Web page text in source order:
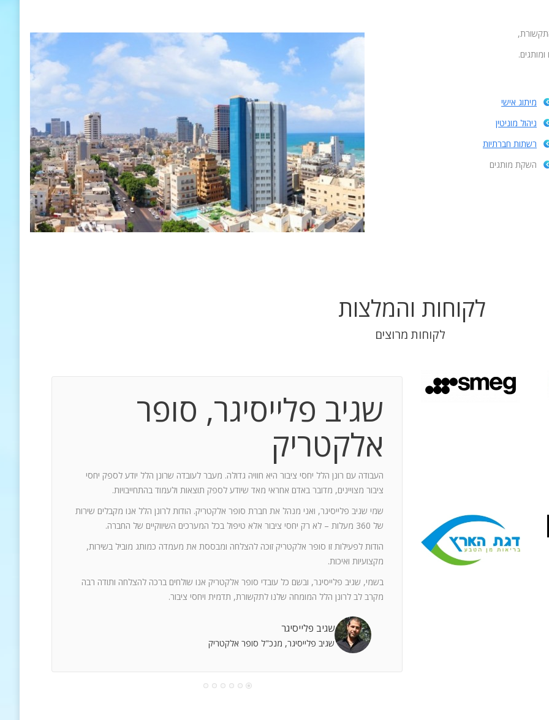
מיתוג אישי
ניהול מוניטין
רשתות חברתיות
השקת מותגים
לקוחות והמלצות
לקוחות מרוצים
שגיב פלייסיגר, סופר
אלקטריק
העבודה עם רונן הלל יחסי ציבור היא חוויה גדולה. מעבר לעובדה שרונן הלל יודע לספק יחסי
ציבור מצויינים, מדובר באדם אחראי מאד שיודע לספק תוצאות ולעמוד בהתחייבויות.
שמי שגיב פלייסיגר, ואני מנהל את חברת סופר אלקטריק. הודות לרונן הלל אנו מקבלים שירות
של 360 מעלות – לא רק יחסי ציבור אלא טיפול בכל המערכים השיווקיים של החברה.
הודות לפעילות זו סופר אלקטריק זוכה להצלחה ומבססת את מעמדה כמותג מוביל בשירות,
מקצועיות ואיכות.
בשמי, שגיב פלייסיגר, ובשם כל עובדי סופר אלקטריק אנו שולחים ברכה להצלחה ותודה רבה
מקרב לב לרונן הלל המומחה שלנו לתקשורת, תדמית ויחסי ציבור.
שגיב פלייסיגר
שגיב פלייסיגר, מנכ"ל סופר אלקטריק
עבודה משותפת בת 10 שנים.
מספר תחנות: פארק מיני ישראל בלטרון,
, מדרבן ומייצר תקשורת יש
בך את היכולת להניע את כלל הצוות
חפץ ובקבועי זמן קצרים.
מימד פרסומי ומכיר את רזי הפעלתו. על אף
לצוות שלי ולי את התחושה, שרק אנו
שגורות בפיך. המאגר האנרגטי שלך בלתי